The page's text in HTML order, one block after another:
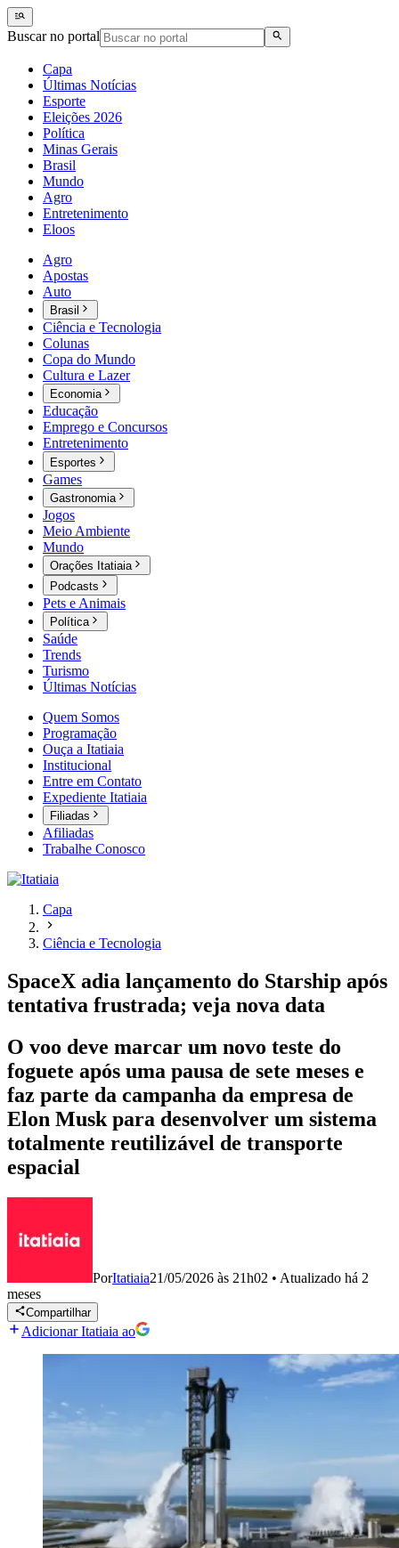
Buscar no portal
Capa
Últimas Notícias
Esporte
Eleições 2026
Política
Minas Gerais
Brasil
Mundo
Agro
Entretenimento
Eloos
Agro
Apostas
Auto
Brasil
Ciência e Tecnologia
Colunas
Copa do Mundo
Cultura e Lazer
Economia
Educação
Emprego e Concursos
Entretenimento
Esportes
Games
Gastronomia
Jogos
Meio Ambiente
Mundo
Orações Itatiaia
Podcasts
Pets e Animais
Política
Saúde
Trends
Turismo
Últimas Notícias
Quem Somos
Programação
Ouça a Itatiaia
Institucional
Entre em Contato
Expediente Itatiaia
Filiadas
Afiliadas
Trabalhe Conosco
Capa
Ciência e Tecnologia
SpaceX adia lançamento do Starship após
tentativa frustrada; veja nova data
O voo deve marcar um novo teste do
foguete após uma pausa de sete meses e
faz parte da campanha da empresa de
Elon Musk para desenvolver um sistema
totalmente reutilizável de transporte
espacial
PorItatiaia21/05/2026 às 21h02 • Atualizado há 2
meses
Compartilhar
Adicionar Itatiaia ao